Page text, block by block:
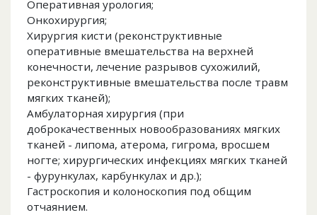
Оперативная урология;
Онкохирургия;
Хирургия кисти (реконструктивные
оперативные вмешательства на верхней
конечности, лечение разрывов сухожилий,
реконструктивные вмешательства после травм
мягких тканей);
Амбулаторная хирургия (при
доброкачественных новообразованиях мягких
тканей - липома, атерома, гигрома, вросшем
ногте; хирургических инфекциях мягких тканей
- фурункулах, карбункулах и др.);
Гастроскопия и колоноскопия под общим
отчаянием.